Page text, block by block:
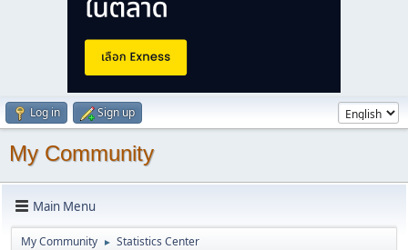
Log in Sign up
My Community
Main Menu
My Community ► Statistics Center